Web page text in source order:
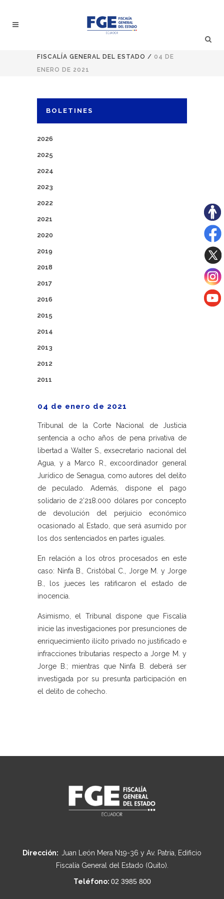
FISCALÍA GENERAL DEL ESTADO / 04 DE
ENERO DE 2021
BOLETINES
2026
2025
2024
2023
2022
2021
2020
2019
2018
2017
2016
2015
2014
2013
2012
2011
04 de enero de 2021
Tribunal de la Corte Nacional de Justicia
sentencia a ocho años de pena privativa de
libertad a Walter S., exsecretario nacional del
Agua, y a Marco R., excoordinador general
Jurídico de Senagua, como autores del delito
de peculado. Además, dispone el pago
solidario de 2’218.000 dólares por concepto
de devolución del perjuicio económico
ocasionado al Estado, que será asumido por
los dos sentenciados en partes iguales.
En relación a los otros procesados en este
caso: Ninfa B., Cristóbal C., Jorge M. y Jorge
B., los jueces les ratificaron el estado de
inocencia.
Asimismo, el Tribunal dispone que Fiscalía
inicie las investigaciones por presunciones de
enriquecimiento ilícito privado no justificado e
infracciones tributarias respecto a Jorge M. y
Jorge B.; mientras que Ninfa B. deberá ser
investigada por su presunta participación en
el delito de cohecho.
Dirección: Juan León Mera N19-36 y Av. Patria, Edificio
Fiscalía General del Estado (Quito).
Teléfono: 02 3985 800